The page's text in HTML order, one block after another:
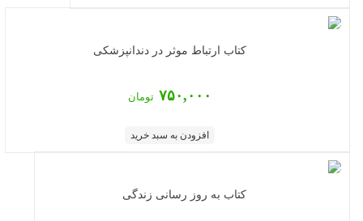
کتاب ارتباط موثر در دندانپزشکی
۷۵۰,۰۰۰ تومان
افزودن به سبد خرید
کتاب به روز رسانی زندگی